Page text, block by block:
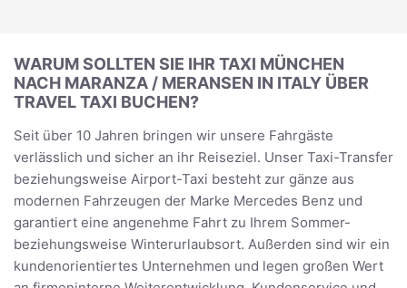
WARUM SOLLTEN SIE IHR TAXI MÜNCHEN
NACH MARANZA / MERANSEN IN ITALY ÜBER
TRAVEL TAXI BUCHEN?
Seit über 10 Jahren bringen wir unsere Fahrgäste
verlässlich und sicher an ihr Reiseziel. Unser Taxi-Transfer
beziehungsweise Airport-Taxi besteht zur gänze aus
modernen Fahrzeugen der Marke Mercedes Benz und
garantiert eine angenehme Fahrt zu Ihrem Sommer-
beziehungsweise Winterurlaubsort. Außerden sind wir ein
kundenorientiertes Unternehmen und legen großen Wert